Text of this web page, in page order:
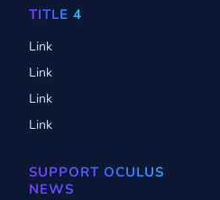
TITLE 4
Link
Link
Link
Link
SUPPORT OCULUS
NEWS